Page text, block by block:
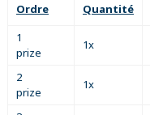
Ordre Quantité
1
prize
1x
2
prize
1x